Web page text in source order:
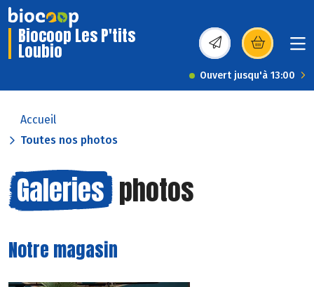
Biocoop Les P'tits
Loubio (s’ouvre dans une
Ouvert jusqu'à 13:00
Accueil
Toutes nos photos
Galeries photos
Notre magasin